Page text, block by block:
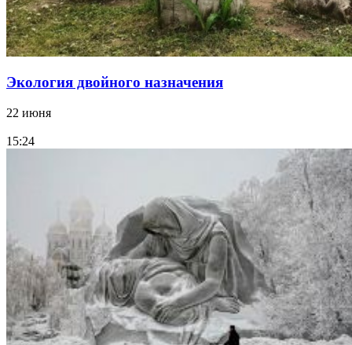
Экология двойного назначения
22 июня
15:24